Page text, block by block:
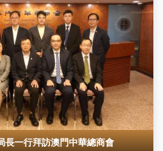
長一行拜訪澳門中華總商會